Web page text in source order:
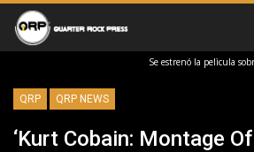
Se estrenó la pelìcula
QRP QRP NEWS
‘Kurt Cobain: Montage